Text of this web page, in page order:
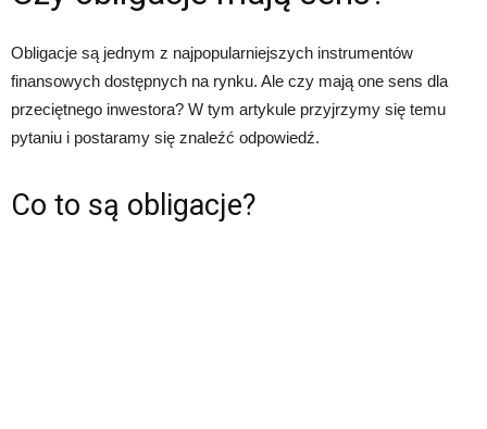
Obligacje są jednym z najpopularniejszych instrumentów
finansowych dostępnych na rynku. Ale czy mają one sens dla
przeciętnego inwestora? W tym artykule przyjrzymy się temu
pytaniu i postaramy się znaleźć odpowiedź.
Co to są obligacje?